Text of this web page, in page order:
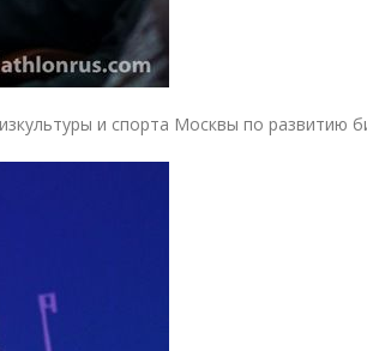
и спорта Москвы по развитию